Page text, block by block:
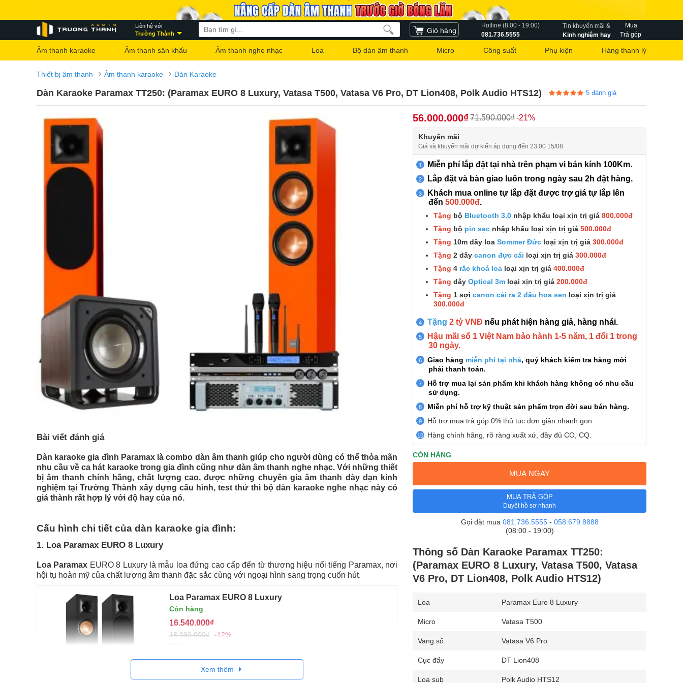
Liên hệ với
Trường Thành
Giỏ hàng
Hotline (8:00 - 19:00)
081.736.5555
Tin khuyến mãi &
Kinh nghiệm hay
Mua
Trả góp
Âm thanh karaoke Âm thanh sân khấu Âm thanh nghe nhạc Loa Bộ dàn âm thanh Micro Công suất Phụ kiện Hàng thanh lý
Thiết bị âm thanh › Âm thanh karaoke › Dàn Karaoke
Dàn Karaoke Paramax TT250: (Paramax EURO 8 Luxury, Vatasa T500, Vatasa V6 Pro, DT Lion408, Polk Audio HTS12) 5 đánh giá
Bài viết đánh giá
Dàn karaoke gia đình Paramax là combo dàn âm thanh giúp cho người dùng có thể thỏa mãn
nhu cầu về ca hát karaoke trong gia đình cũng như dàn âm thanh nghe nhạc. Với những thiết
bị âm thanh chính hãng, chất lượng cao, được những chuyên gia âm thanh dày dạn kinh
nghiệm tại Trường Thành xây dựng cấu hình, test thử thì bộ dàn karaoke nghe nhạc này có
giá thành rất hợp lý với độ hay của nó.
Cấu hình chi tiết của dàn karaoke gia đình:
1. Loa Paramax EURO 8 Luxury
Loa Paramax EURO 8 Luxury là mẫu loa đứng cao cấp đến từ thương hiệu nổi tiếng Paramax, nơi
hội tụ hoàn mỹ của chất lượng âm thanh đặc sắc cùng với ngoại hình sang trọng cuốn hút.
Loa Paramax EURO 8 Luxury
Còn hàng
16.540.000₫
18.990.000₫ -12%
Đặc điểm nổi bật
Loa karaoke & nghe nhạc phẩm chất Hi-Fi, đại diện cho tính
Xem thêm
56.000.000₫71.590.000₫-21%
Khuyến mãi
Giá và khuyến mãi dự kiến áp dụng đến 23:00 15/08
Miễn phí lắp đặt tại nhà trên phạm vi bán kính 100Km.
Lắp đặt và bàn giao luôn trong ngày sau 2h đặt hàng.
Khách mua online tự lắp đặt được trợ giá tự lắp lên
đến 500.000đ.
Tặng bộ Bluetooth 3.0 nhập khẩu loại xịn trị giá 800.000đ
Tặng bộ pin sạc nhập khẩu loại xịn trị giá 500.000đ
Tặng 10m dây loa Sommer Đức loại xịn trị giá 300.000đ
Tặng 2 dây canon đực cái loại xịn trị giá 300.000đ
Tặng 4 rắc khoá loa loại xịn trị giá 400.000đ
Tặng dây Optical 3m loại xịn trị giá 200.000đ
Tặng 1 sợi canon cái ra 2 đầu hoa sen loại xịn trị giá
300.000đ
Tặng 2 tỷ VNĐ nếu phát hiện hàng giả, hàng nhái.
Hậu mãi số 1 Việt Nam bảo hành 1-5 năm, 1 đổi 1 trong
30 ngày.
Giao hàng miễn phí tại nhà, quý khách kiểm tra hàng mới
phải thanh toán.
Hỗ trợ mua lại sản phẩm khi khách hàng không có nhu cầu
sử dụng.
Miễn phí hỗ trợ kỹ thuật sản phẩm trọn đời sau bán hàng.
Hỗ trợ mua trả góp 0% thủ tục đơn giản nhanh gọn.
Hàng chính hãng, rõ ràng xuất xứ, đầy đủ CO, CQ.
CÒN HÀNG
MUA NGAY
MUA TRẢ GÓP
Duyệt hồ sơ nhanh
Gọi đặt mua 081.736.5555- 058.679.8888
(08:00 - 19:00)
Thông số Dàn Karaoke Paramax TT250:
(Paramax EURO 8 Luxury, Vatasa T500, Vatasa
V6 Pro, DT Lion408, Polk Audio HTS12)
Loa Paramax Euro 8 Luxury
Micro Vatasa T500
Vang số Vatasa V6 Pro
Cục đẩy DT Lion408
Loa sub Polk Audio HTS12